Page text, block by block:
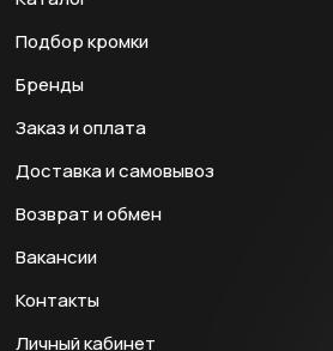
Подбор кромки
Бренды
Заказ и оплата
Доставка и самовывоз
Возврат и обмен
Вакансии
Контакты
Личный кабинет